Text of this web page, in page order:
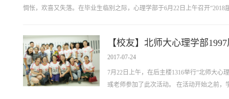
惆怅，欢喜又失落。在毕业生临别之际，心理学部于6月22日上午召开
【校友】北师大心理学部
2017-07-24
7月22日上午，在后主楼1316举行“北师大心
彧老师参加了此次活动。 在活动开始之前